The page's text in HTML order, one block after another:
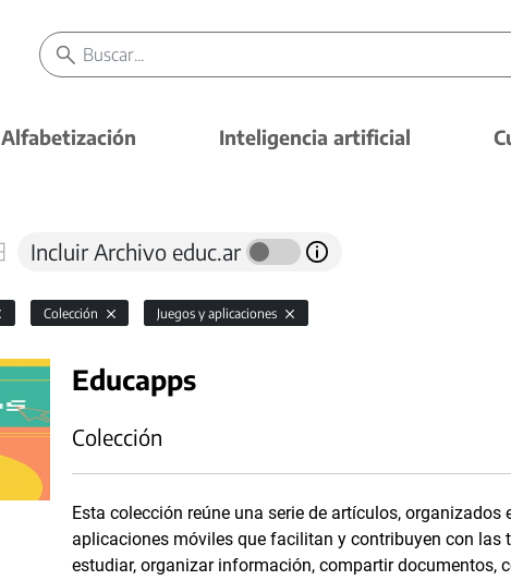
Alfabetización Inteligencia artificial
Incluir Archivo educ.ar
Colección Juegos y aplicaciones
Educapps
Colección
Esta colección reúne una serie de artículos,
aplicaciones móviles que facilitan y contribuyen con las
estudiar, organizar información, compartir documentos,